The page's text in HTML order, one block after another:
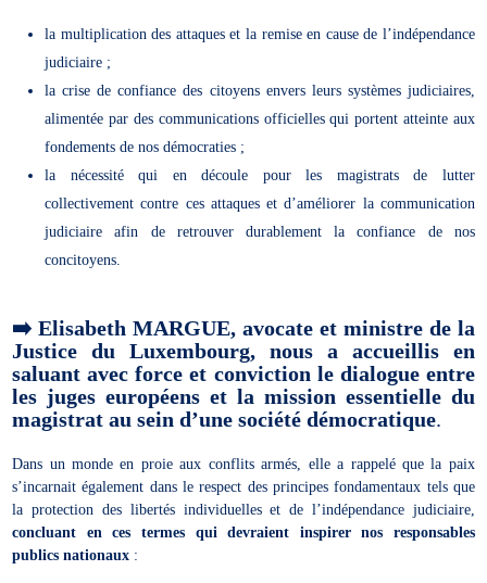
la multiplication des attaques et la remise en cause de l’indépendance
judiciaire ;
la crise de confiance des citoyens envers leurs systèmes judiciaires,
alimentée par des communications officielles qui portent atteinte aux
fondements de nos démocraties ;
la nécessité qui en découle pour les magistrats de lutter
collectivement contre ces attaques et d’améliorer la communication
judiciaire afin de retrouver durablement la confiance de nos
concitoyens.
➡️ Elisabeth MARGUE, avocate et ministre de la
Justice du Luxembourg, nous a accueillis en
saluant avec force et conviction le dialogue entre
les juges européens et la mission essentielle du
magistrat au sein d’une société démocratique.
Dans un monde en proie aux conflits armés, elle a rappelé que la paix
s’incarnait également dans le respect des principes fondamentaux tels que
la protection des libertés individuelles et de l’indépendance judiciaire,
concluant en ces termes qui devraient inspirer nos responsables
publics nationaux :